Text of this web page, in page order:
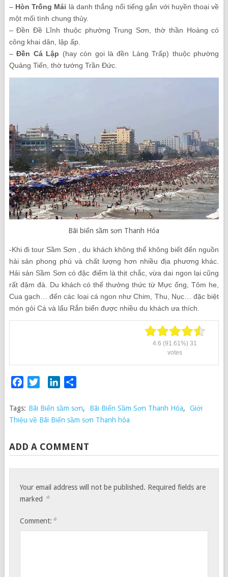
– Hòn Trống Mái là danh thắng nổi tiếng gắn với huyền thoại về
một mối tình chung thủy.
– Đền Đề Lĩnh thuộc phường Trung Sơn, thờ thần Hoàng có
công khai dân, lập ấp.
–Đền Cá Lập (hay còn gọi là đền Làng Trấp) thuộc phường
Quảng Tiến, thờ tướng Trần Đức.
Bãi biển sầm sơn Thanh Hóa
-Khi đi tour Sầm Sơn , du khách không thể không biết đến nguồn
hải sản phong phú và chất lượng hơn nhiều địa phương khác.
Hải sản Sầm Sơn có đặc điểm là thịt chắc, vừa dai ngon lại cũng
rất đậm đà. Du khách có thể thưởng thức từ Mực ống, Tôm he,
Cua gạch… đến các loại cá ngon như Chim, Thu, Nục… đặc biệt
món gỏi Cá và lẩu Rắn biển được nhiều du khách ưa thích.
4.6 (91.61%)31
votes
Facebook
TwitterLinkedIn
Tags: Bãi Biển sầm sơn, Bãi Biển Sầm Sơn Thanh Hóa,
Giới
Thiệu về Bãi Biển sầm sơn Thanh hóa
ADD A COMMENT
Your email address will not be published. Required fields are
marked *
Comment: *